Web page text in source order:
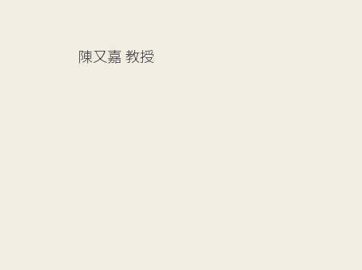
陳又嘉教授